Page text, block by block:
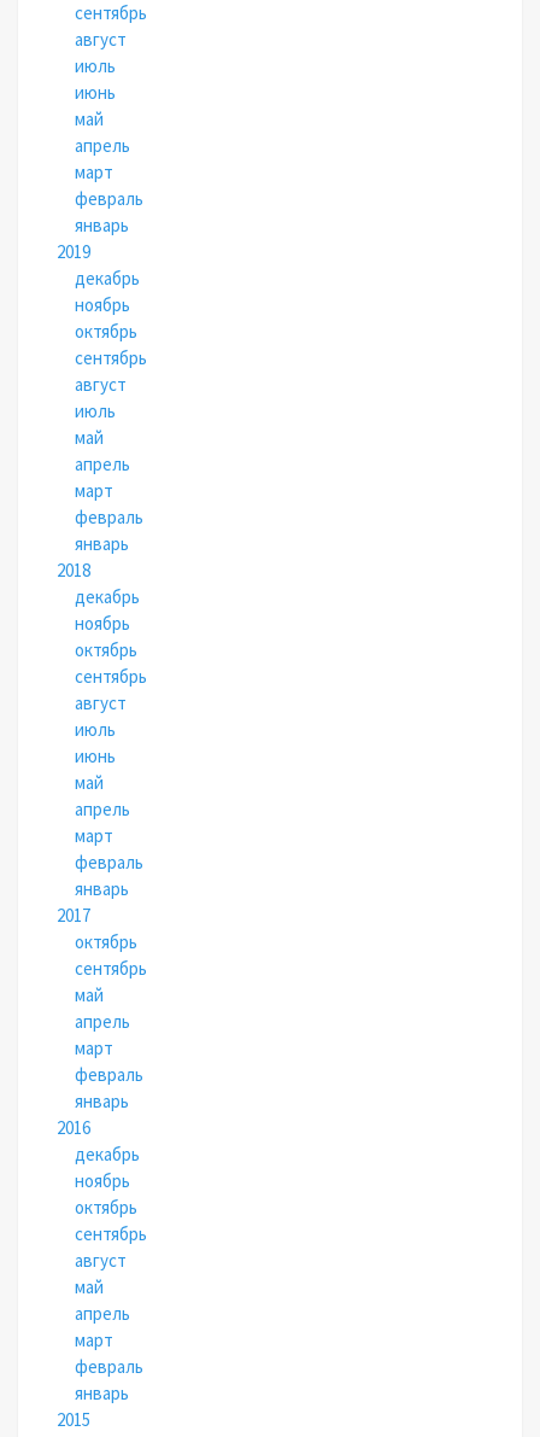
сентябрь
август
июль
июнь
май
апрель
март
февраль
январь
2019
декабрь
ноябрь
октябрь
сентябрь
август
июль
май
апрель
март
февраль
январь
2018
декабрь
ноябрь
октябрь
сентябрь
август
июль
июнь
май
апрель
март
февраль
январь
2017
октябрь
сентябрь
май
апрель
март
февраль
январь
2016
декабрь
ноябрь
октябрь
сентябрь
август
май
апрель
март
февраль
январь
2015